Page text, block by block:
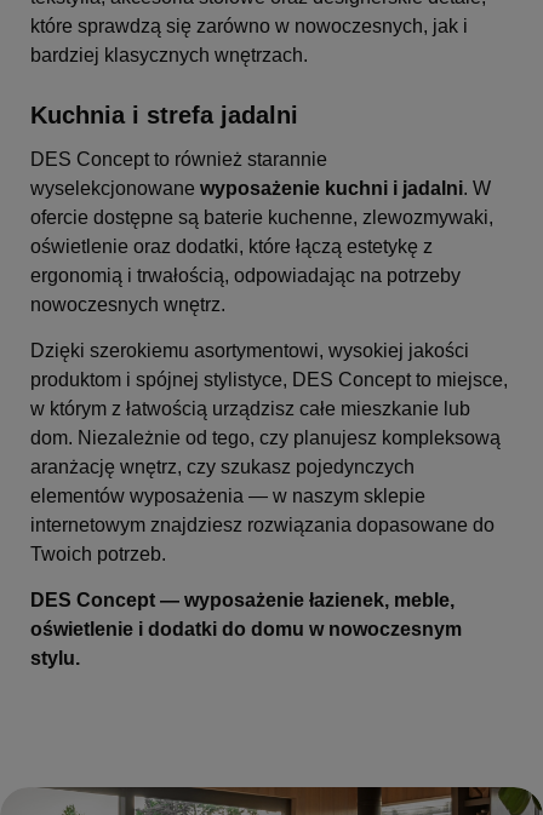
które sprawdzą się zarówno w nowoczesnych, jak i
bardziej klasycznych wnętrzach.
Kuchnia i strefa jadalni
DES Concept to również starannie
wyselekcjonowane wyposażenie kuchni i jadalni. W
ofercie dostępne są baterie kuchenne, zlewozmywaki,
oświetlenie oraz dodatki, które łączą estetykę z
ergonomią i trwałością, odpowiadając na potrzeby
nowoczesnych wnętrz.
Dzięki szerokiemu asortymentowi, wysokiej jakości
produktom i spójnej stylistyce, DES Concept to miejsce,
w którym z łatwością urządzisz całe mieszkanie lub
dom. Niezależnie od tego, czy planujesz kompleksową
aranżację wnętrz, czy szukasz pojedynczych
elementów wyposażenia — w naszym sklepie
internetowym znajdziesz rozwiązania dopasowane do
Twoich potrzeb.
DES Concept — wyposażenie łazienek, meble,
oświetlenie i dodatki do domu w nowoczesnym
stylu.